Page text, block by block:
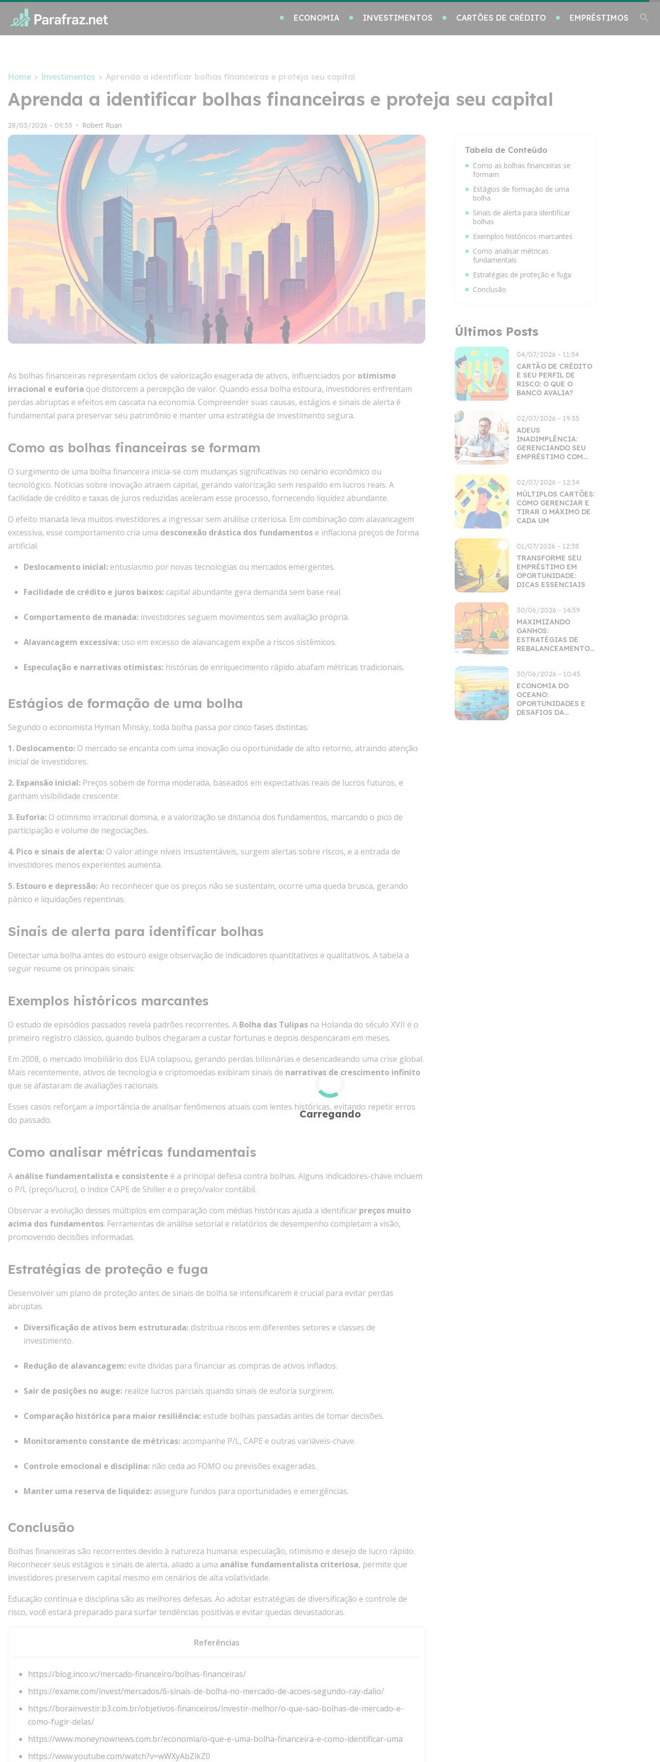
ECONOMIA INVESTIMENTOS CARTÕES DE CRÉDITO EMPRÉSTIMOS
Home > Investimentos > Aprenda a identificar bolhas financeiras e proteja seu capital
Aprenda a identificar bolhas financeiras e proteja seu capital
28/03/2026 - 09:35 • Robert Ruan
As bolhas financeiras representam ciclos de valorização exagerada de ativos, influenciados por otimismo
irracional e euforia que distorcem a percepção de valor. Quando essa bolha estoura, investidores enfrentam
perdas abruptas e efeitos em cascata na economia. Compreender suas causas, estágios e sinais de alerta é
fundamental para preservar seu patrimônio e manter uma estratégia de investimento segura.
Como as bolhas financeiras se formam
O surgimento de uma bolha financeira inicia-se com mudanças significativas no cenário econômico ou
tecnológico. Notícias sobre inovação atraem capital, gerando valorização sem respaldo em lucros reais. A
facilidade de crédito e taxas de juros reduzidas aceleram esse processo, fornecendo liquidez abundante.
O efeito manada leva muitos investidores a ingressar sem análise criteriosa. Em combinação com alavancagem
excessiva, esse comportamento cria uma desconexão drástica dos fundamentos e inflaciona preços de forma
artificial.
Deslocamento inicial: entusiasmo por novas tecnologias ou mercados emergentes.
Facilidade de crédito e juros baixos: capital abundante gera demanda sem base real.
Comportamento de manada: investidores seguem movimentos sem avaliação própria.
Alavancagem excessiva: uso em excesso de alavancagem expõe a riscos sistêmicos.
Especulação e narrativas otimistas: histórias de enriquecimento rápido abafam métricas tradicionais.
Estágios de formação de uma bolha
Segundo o economista Hyman Minsky, toda bolha passa por cinco fases distintas:
1. Deslocamento: O mercado se encanta com uma inovação ou oportunidade de alto retorno, atraindo atenção
inicial de investidores.
2. Expansão inicial: Preços sobem de forma moderada, baseados em expectativas reais de lucros futuros, e
ganham visibilidade crescente.
3. Euforia: O otimismo irracional domina, e a valorização se distancia dos fundamentos, marcando o pico de
participação e volume de negociações.
4. Pico e sinais de alerta: O valor atinge níveis insustentáveis, surgem alertas sobre riscos, e a entrada de
investidores menos experientes aumenta.
5. Estouro e depressão:Ao reconhecer que os preços não se sustentam, ocorre uma queda brusca, gerando
pânico e liquidações repentinas.
Sinais de alerta para identificar bolhas
Detectar uma bolha antes do estouro exige observação de indicadores quantitativos e qualitativos. A tabela a
seguir resume os principais sinais:
Exemplos históricos marcantes
O estudo de episódios passados revela padrões recorrentes. A Bolha das Tulipas na Holanda do século XVII é o
primeiro registro clássico, quando bulbos chegaram a custar fortunas e depois despencaram em meses.
Em 2008, o mercado imobiliário dos EUA colapsou, gerando perdas bilionárias e desencadeando uma crise global.
Mais recentemente, ativos de tecnologia e criptomoedas exibiram sinais de narrativas de crescimento infinito
que se afastaram de avaliações racionais.
Esses casos reforçam a importância de analisar fenômenos atuais com lentes históricas, evitando repetir erros
do passado.
Como analisar métricas fundamentais
A análise fundamentalista e consistente é a principal defesa contra bolhas. Alguns indicadores-chave incluem
o P/L (preço/lucro), o índice CAPE de Shiller e o preço/valor contábil.
Observar a evolução desses múltiplos em comparação com médias históricas ajuda a identificar preços muito
acima dos fundamentos. Ferramentas de análise setorial e relatórios de desempenho completam a visão,
promovendo decisões informadas.
Estratégias de proteção e fuga
Desenvolver um plano de proteção antes de sinais de bolha se intensificarem é crucial para evitar perdas
abruptas.
Diversificação de ativos bem estruturada: distribua riscos em diferentes setores e classes de
investimento.
Redução de alavancagem: evite dívidas para financiar as compras de ativos inflados.
Sair de posições no auge: realize lucros parciais quando sinais de euforia surgirem.
Comparação histórica para maior resiliência: estude bolhas passadas antes de tomar decisões.
Monitoramento constante de métricas: acompanhe P/L, CAPE e outras variáveis-chave.
Controle emocional e disciplina: não ceda ao FOMO ou previsões exageradas.
Manter uma reserva de liquidez: assegure fundos para oportunidades e emergências.
Conclusão
Bolhas financeiras são recorrentes devido à natureza humana: especulação, otimismo e desejo de lucro rápido.
Reconhecer seus estágios e sinais de alerta, aliado a uma análise fundamentalista criteriosa, permite que
investidores preservem capital mesmo em cenários de alta volatividade.
Educação contínua e disciplina são as melhores defesas. Ao adotar estratégias de diversificação e controle de
risco, você estará preparado para surfar tendências positivas e evitar quedas devastadoras.
Referências
https://blog.inco.vc/mercado-financeiro/bolhas-financeiras/
https://exame.com/invest/mercados/6-sinais-de-bolha-no-mercado-de-acoes-segundo-ray-dalio/
https://borainvestir.b3.com.br/objetivos-financeiros/investir-melhor/o-que-sao-bolhas-de-mercado-e-
como-fugir-delas/
https://www.moneynownews.com.br/economia/o-que-e-uma-bolha-financeira-e-como-identificar-uma
https://www.youtube.com/watch?v=wWXyAbZlkZ0
Tabela de Conteúdo
Como as bolhas financeiras se
formam
Estágios de formação de uma
bolha
Sinais de alerta para identificar
bolhas
Exemplos históricos marcantes
Como analisar métricas
fundamentais
Estratégias de proteção e fuga
Conclusão
Últimos Posts
04/07/2026 - 11:54
CARTÃO DE CRÉDITO
E SEU PERFIL DE
RISCO: O QUE O
BANCO AVALIA?
02/07/2026 - 19:35
ADEUS
INADIMPLÊNCIA:
GERENCIANDO SEU
EMPRÉSTIMO COM
02/07/2026 - 12:34
MÚLTIPLOS CARTÕES:
COMO GERENCIAR E
TIRAR O MÁXIMO DE
CADA UM
01/07/2026 - 12:38
TRANSFORME SEU
EMPRÉSTIMO EM
OPORTUNIDADE:
DICAS ESSENCIAIS
30/06/2026 - 14:59
MAXIMIZANDO
GANHOS:
ESTRATÉGIAS DE
REBALANCEAMENTO
30/06/2026 - 10:45
ECONOMIA DO
OCEANO:
OPORTUNIDADES E
DESAFIOS DA